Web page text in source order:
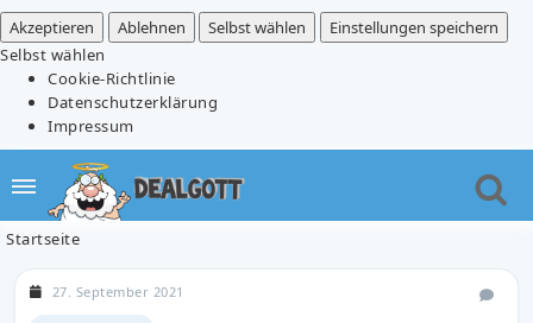
Akzeptieren
Ablehnen Selbst wählen
Einstellungen speichern
Selbst wählen
Cookie-Richtlinie
Datenschutzerklärung
Impressum
Startseite
27. September 2021